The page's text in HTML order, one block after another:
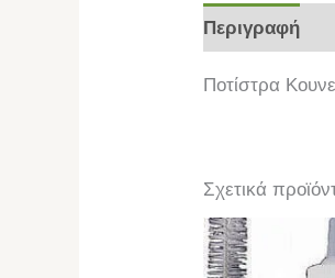
Περιγραφή
Ποτίστρα
Σχετικά